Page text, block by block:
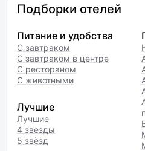
Подборки отелей
Питание и удобства
С завтраком
С завтраком в центре
С рестораном
С животными
Лучшие
Лучшие
4 звезды
5 звёзд